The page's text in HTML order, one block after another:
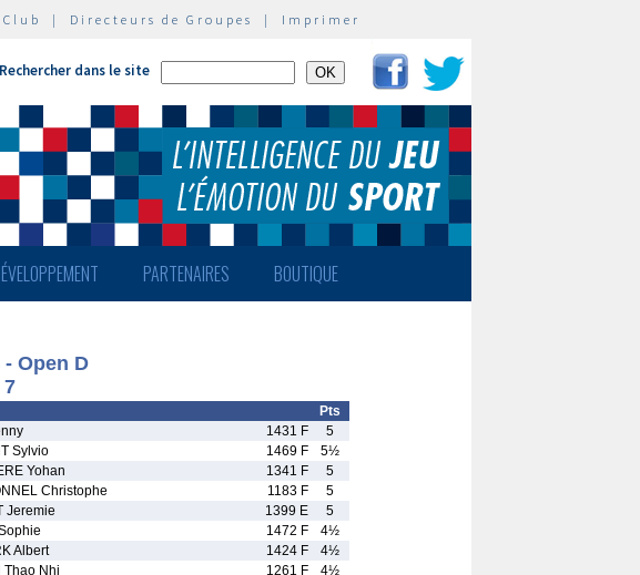
| Directeurs de Groupes | Imprimer
Rechercher dans le site
PARTENAIRES BOUTIQUE
Open D
Pts
1431 F
5
Sylvio 1469 F
5½
Yohan 1341 F
5
Christophe 1183 F
5
Jeremie 1399 E
5
1472 F
4½
Albert 1424 F
4½
Thao Nhi 1261 F
4½